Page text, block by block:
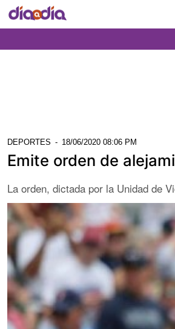
DEPORTES - 18/06/2020 08:06 PM
Emite orden de
La orden, dictada por la Unidad de